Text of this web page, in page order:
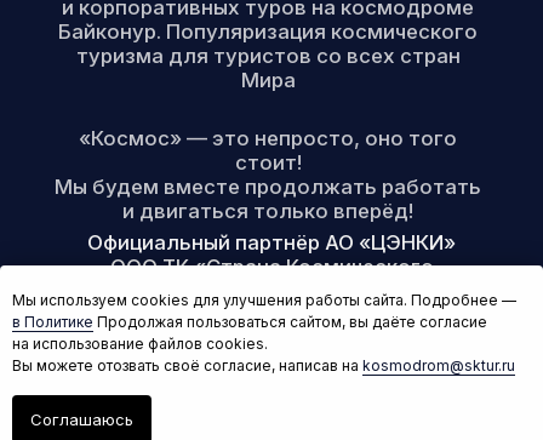
Мы используем cookies для улучшения работы сайта. Подробнее —
в Политике Продолжая пользоваться сайтом, вы даёте согласие
на использование файлов cookies.
Вы можете отозвать своё согласие, написав на kosmodrom@sktur.ru
Соглашаюсь